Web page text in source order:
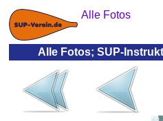
Alle Fotos
Alle Fotos; SUP-